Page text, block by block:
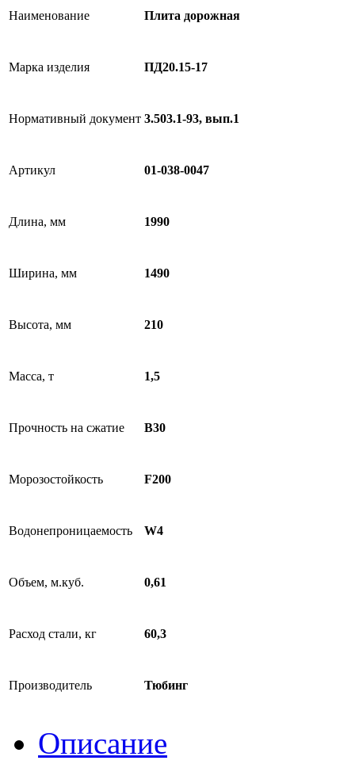
Наименование Плита дорожная
Марка изделия ПД20.15-17
Нормативный документ 3.503.1-93, вып.1
Артикул 01-038-0047
Длина, мм 1990
Ширина, мм 1490
Высота, мм 210
Масса, т 1,5
Прочность на сжатие B30
Морозостойкость F200
Водонепроницаемость W4
Объем, м.куб. 0,61
Расход стали, кг 60,3
Производитель Тюбинг
Описание